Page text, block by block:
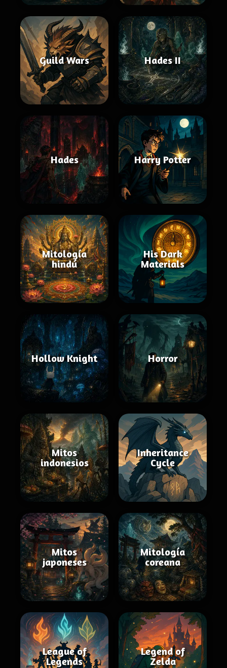
Guild Wars Hades II
Hades Harry Potter
Mitología
hindú
His Dark
Materials
Hollow Knight Horror
Mitos
indonesios
Inheritance
Cycle
Mitos
japoneses
Mitología
coreana
League of
Legends
Legend of
Zelda